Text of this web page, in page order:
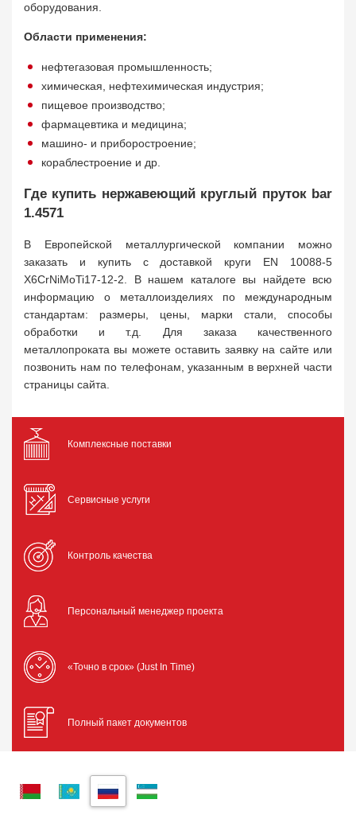
оборудования.
Области применения:
нефтегазовая промышленность;
химическая, нефтехимическая индустрия;
пищевое производство;
фармацевтика и медицина;
машино- и приборостроение;
кораблестроение и др.
Где купить нержавеющий круглый пруток bar
1.4571
В Европейской металлургической компании можно
заказать и купить с доставкой круги EN 10088-5
X6CrNiMoTi17-12-2. В нашем каталоге вы найдете всю
информацию о металлоизделиях по международным
стандартам: размеры, цены, марки стали, способы
обработки и т.д. Для заказа качественного
металлопроката вы можете оставить заявку на сайте или
позвонить нам по телефонам, указанным в верхней части
страницы сайта.
Комплексные поставки
Сервисные услуги
Контроль качества
Персональный менеджер проекта
«Точно в срок» (Just In Time)
Полный пакет документов